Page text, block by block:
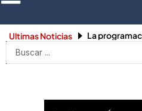
Ultimas Noticias
Search
...